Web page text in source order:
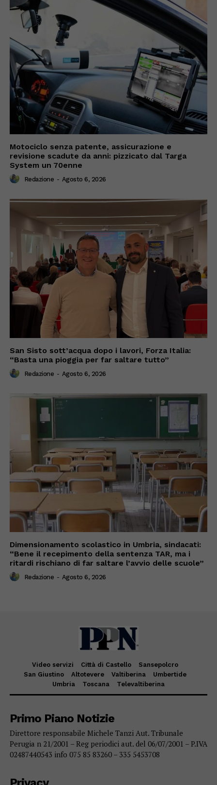
Motociclo senza patente, assicurazione e
revisione scadute da anni: pizzicato dal Targa
System un 70enne
Redazione - Agosto 6, 2026
San Sisto sott’acqua dopo i lavori, Forza Italia:
“Basta una pioggia per far saltare tutto”
Redazione - Agosto 6, 2026
Dimensionamento scolastico in Umbria, sindacati:
“Bene il recepimento della sentenza TAR, ma i
ritardi rischiano di far saltare l’avvio delle scuole”
Redazione - Agosto 6, 2026
Video servizi Città di Castello
Sansepolcro
San Giustino
Altotevere Valtiberina
Umbertide
Umbria
Toscana Televaltiberina
Primo Piano Notizie
Direttore responsabile Michele Tanzi Aut. Tribunale
Perugia n 21/2001 – Reg periodici aut. del 06/07/2001 – P.IVA
02487440543 info 075 85 83260 – 335 5453708